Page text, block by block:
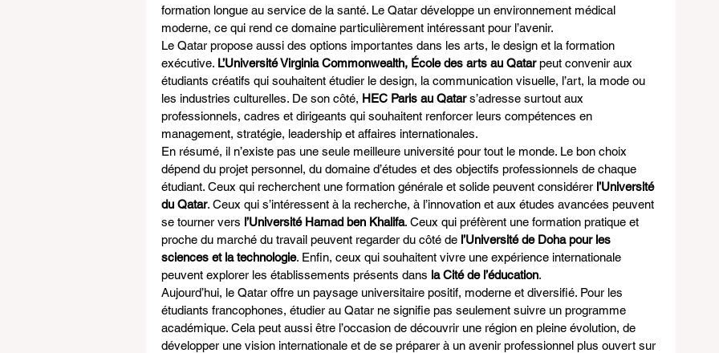
formation longue au service de la santé. Le Qatar développe un environnement médical
moderne, ce qui rend ce domaine particulièrement intéressant pour l’avenir.
Le Qatar propose aussi des options importantes dans les arts, le design et la formation
exécutive. L’Université Virginia Commonwealth, École des arts au Qatar peut convenir aux
étudiants créatifs qui souhaitent étudier le design, la communication visuelle, l’art, la mode ou
les industries culturelles. De son côté, HEC Paris au Qatar s’adresse surtout aux
professionnels, cadres et dirigeants qui souhaitent renforcer leurs compétences en
management, stratégie, leadership et affaires internationales.
En résumé, il n’existe pas une seule meilleure université pour tout le monde. Le bon choix
dépend du projet personnel, du domaine d’études et des objectifs professionnels de chaque
étudiant. Ceux qui recherchent une formation générale et solide peuvent considérer l’Université
du Qatar. Ceux qui s’intéressent à la recherche, à l’innovation et aux études avancées peuvent
se tourner vers l’Université Hamad ben Khalifa. Ceux qui préfèrent une formation pratique et
proche du marché du travail peuvent regarder du côté de l’Université de Doha pour les
sciences et la technologie. Enfin, ceux qui souhaitent vivre une expérience internationale
peuvent explorer les établissements présents dans la Cité de l’éducation.
Aujourd’hui, le Qatar offre un paysage universitaire positif, moderne et diversifié. Pour les
étudiants francophones, étudier au Qatar ne signifie pas seulement suivre un programme
académique. Cela peut aussi être l’occasion de découvrir une région en pleine évolution, de
développer une vision internationale et de se préparer à un avenir professionnel plus ouvert sur